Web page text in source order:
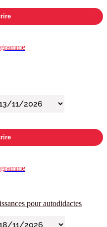
pour autodidactes